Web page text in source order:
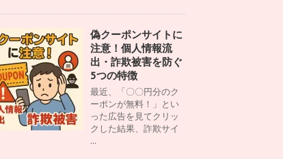
偽クーポンサイトに
注意！個人情報流
出・詐欺被害を防ぐ
5つの特徴
最近、「〇〇円分のク
ーポンが無料！」とい
った広告を見てクリッ
クした結果、詐欺サイ
...